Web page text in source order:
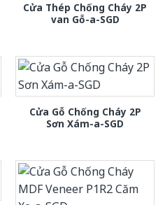
Cửa Thép Chống Cháy 2P
van Gỗ-a-SGD
Cửa Gỗ Chống Cháy 2P
Sơn Xám-a-SGD